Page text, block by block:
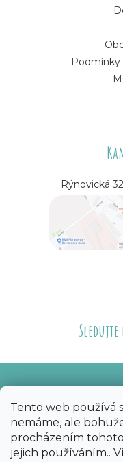
Tento web používá
nemáme, ale
procházením
jejich používáním..
Podmínky
Rýnovická
Sledujte
Copyright 2026
korálků.